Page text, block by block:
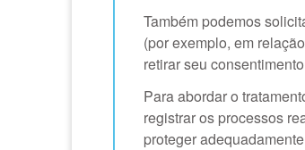
Também podemos
(por exemplo, em
retirar seu
Para abordar o
registrar os processos
proteger